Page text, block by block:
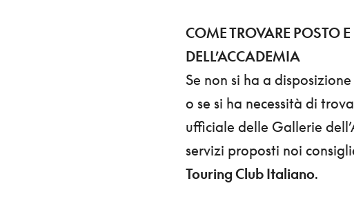
COME TROVARE POSTO
DELL’ACCADEMIA
Se non si ha a
o se si ha necessità di
ufficiale delle Gallerie
servizi proposti noi
Touring Club Italiano.